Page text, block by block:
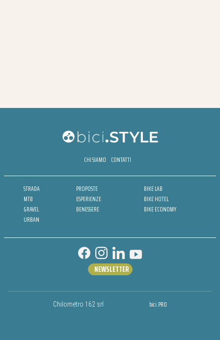
CHI SIAMO CONTATTI
STRADA
MTB
GRAVEL
URBAN
PROPOSTE
ESPERIENZE
BENESSERE
BIKE LAB
BIKE HOTEL
BIKE ECONOMY
Chilometro 162 srl bici.PRO
NEWSLETTER